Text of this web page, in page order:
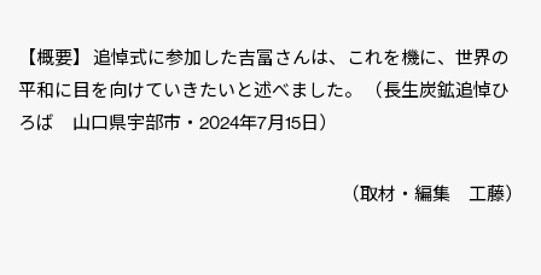
【概要】 追悼式に参加した吉冨さんは、これを機に、世界の
平和に目を向けていきたいと述べました。 （長生炭鉱追悼ひ
ろば 山口県宇部市・2024年7月15日）
（取材・編集 工藤）